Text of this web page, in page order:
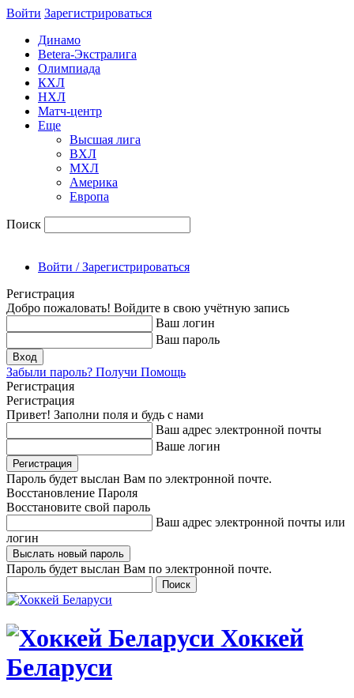
Войти Зарегиcтрироваться
Динамо
Betera-Экстралига
Олимпиада
КХЛ
НХЛ
Матч-центр
Еще
Высшая лига
ВХЛ
МХЛ
Америка
Европа
Поиск
Войти / Зарегистрироваться
Регистрация
Добро пожаловать! Войдите в свою учётную запись
Ваш логин
Ваш пароль
Забыли пароль? Получи Помощь
Регистрация
Регистрация
Привет! Заполни поля и будь с нами
Ваш адрес электронной почты
Ваше логин
Пароль будет выслан Вам по электронной почте.
Восстановление Пароля
Восстановите свой пароль
Ваш адрес электронной почты или
логин
Пароль будет выслан Вам по электронной почте.
Хоккей
Беларуси